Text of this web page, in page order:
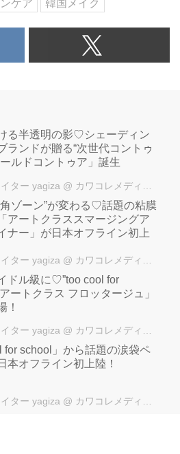
ケア 韓国メイク
る半透明の影♡シェーディン
ランドが贈る“次世代コントゥ
ルドコントゥア」誕生
ター yagiza @ カワコレメディア編集部
角ゾーン”が変わる♡話題の粘膜
アートクラススマージングア
ナー」が日本オフライン初上
ター yagiza @ カワコレメディア編集部
ドル級に♡”too cool for
ートクラス フロッタージュ」
！
ター yagiza @ カワコレメディア編集部
for school」から話題の涙袋ペ
本オフライン初上陸！
ター yagiza @ カワコレメディア編集部